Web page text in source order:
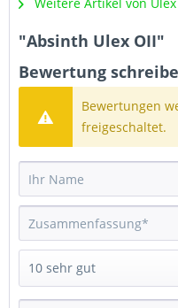
"Absinth Ulex OII"
Bewertung
Bewertungen
freigeschaltet.